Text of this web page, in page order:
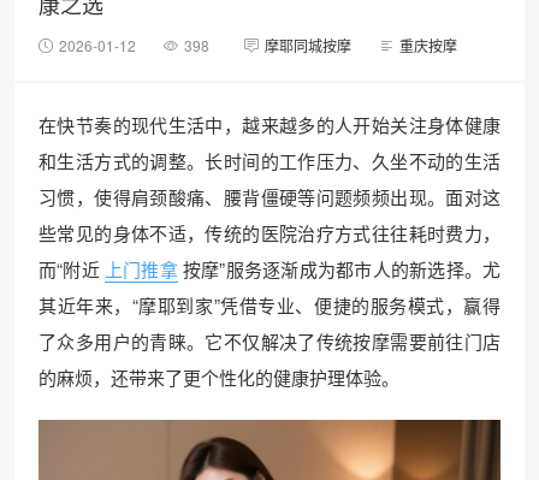
2026-01-12 398 摩耶同城按摩 重庆按摩
在快节奏的现代生活中，越来越多的人开始关注身体健康
和生活方式的调整。长时间的工作压力、久坐不动的生活
习惯，使得肩颈酸痛、腰背僵硬等问题频频出现。面对这
些常见的身体不适，传统的医院治疗方式往往耗时费力，
而“附近 上门推拿按摩”服务逐渐成为都市人的新选择。尤
其近年来，“摩耶到家”凭借专业、便捷的服务模式，赢得
了众多用户的青睐。它不仅解决了传统按摩需要前往门店
的麻烦，还带来了更个性化的健康护理体验。